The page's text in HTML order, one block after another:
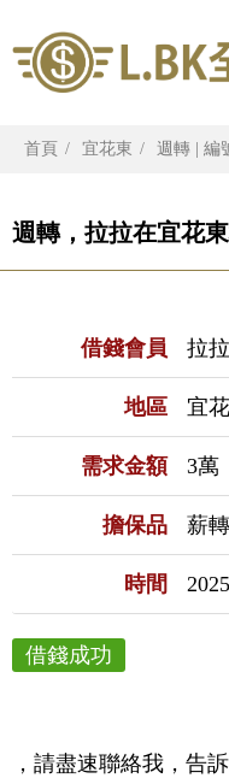
首頁 宜花東 週轉 | 編
週轉，拉拉在宜花
借錢會員 拉拉
地區 宜
需求金額 3萬
擔保品 薪
時間
借錢成功
，請盡速聯絡我，告